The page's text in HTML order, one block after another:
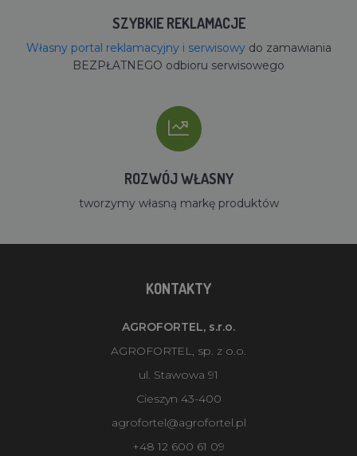
SZYBKIE REKLAMACJE
Własny portal reklamacyjny i serwisowydo zamawiania
BEZPŁATNEGO odbioru serwisowego
ROZWÓJ WŁASNY
tworzymy własną markę produktów
KONTAKTY
AGROFORTEL, s.r.o.
AGROFORTEL, sp. z o.o.
ul. Stawowa 91
Cieszyn 43-400
agrofortel@agrofortel.pl
+48 12 600 61 09